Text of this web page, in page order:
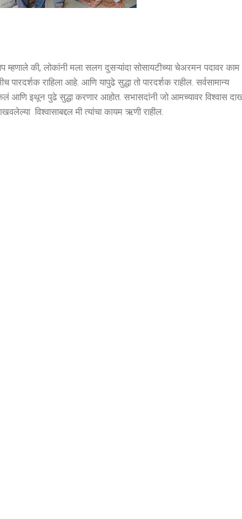
की, लोकांनी मला सलग दुसऱ्यांदा सोसायटीच्या चेअरमन पदावर काम
पारदर्शक राहिला आहे. आणि यापुढे सुद्धा तो पारदर्शक राहील. सर्वसामान्य
केलं आणि इथून पुढे सुद्धा करणार आहोत. सभासदांनी जो आमच्यावर विश्वास
विश्वासाबद्दल मी त्यांचा कायम ऋणी राहील.